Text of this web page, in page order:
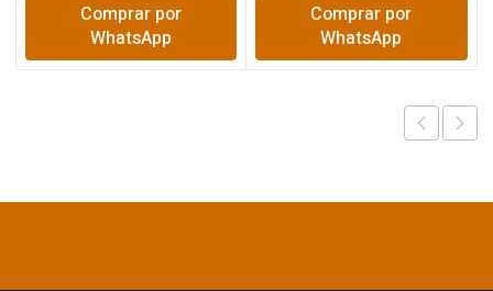
Comprar por
WhatsApp
Comprar por
WhatsApp